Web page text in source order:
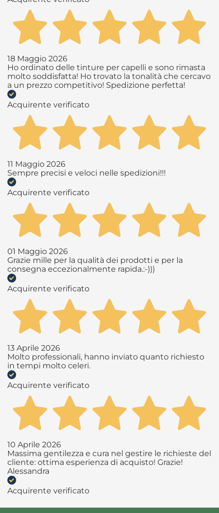
18 Maggio 2026
Ho ordinato delle tinture per capelli e sono rimasta
molto soddisfatta! Ho trovato la tonalità che cercavo
a un prezzo competitivo! Spedizione perfetta!
Acquirente verificato
11 Maggio 2026
Sempre precisi e veloci nelle spedizioni!!!
Acquirente verificato
01 Maggio 2026
Grazie mille per la qualità dei prodotti e per la
consegna eccezionalmente rapida.:-)))
Acquirente verificato
13 Aprile 2026
Molto professionali, hanno inviato quanto richiesto
in tempi molto celeri.
Acquirente verificato
10 Aprile 2026
Massima gentilezza e cura nel gestire le richieste del
cliente: ottima esperienza di acquisto! Grazie!
Alessandra
Acquirente verificato